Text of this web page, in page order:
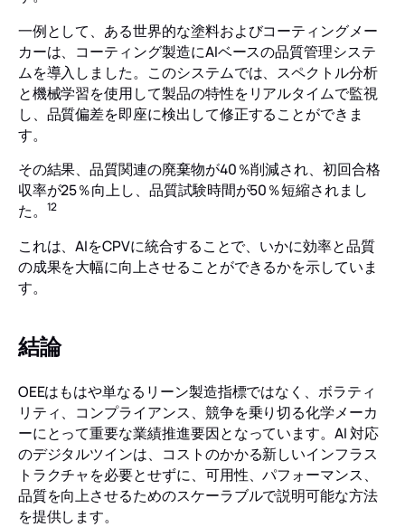
一例として、ある世界的な塗料およびコーティングメー
カーは、コーティング製造にAIベースの品質管理システ
ムを導入しました。このシステムでは、スペクトル分析
と機械学習を使用して製品の特性をリアルタイムで監視
し、品質偏差を即座に検出して修正することができま
す。
その結果、品質関連の廃棄物が40％削減され、初回合格
収率が25％向上し、品質試験時間が50％短縮されまし
た。
12
これは、AIをCPVに統合することで、いかに効率と品質
の成果を大幅に向上させることができるかを示していま
す。
結論
OEEはもはや単なるリーン製造指標ではなく、ボラティ
リティ、コンプライアンス、競争を乗り切る化学メーカ
ーにとって重要な業績推進要因となっています。AI 対応
のデジタルツインは、コストのかかる新しいインフラス
トラクチャを必要とせずに、可用性、パフォーマンス、
品質を向上させるためのスケーラブルで説明可能な方法
を提供します。